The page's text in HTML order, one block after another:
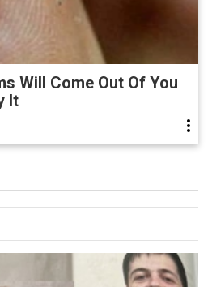
Will Come Out Of You
It